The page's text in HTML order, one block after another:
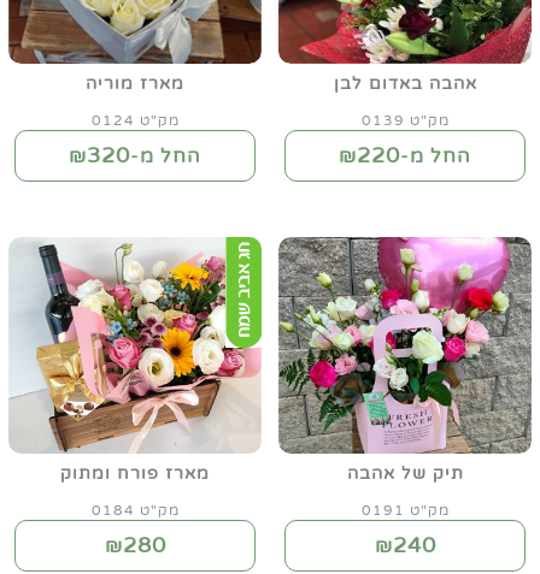
אהבה באדום לבן
מק"ט 0139
החל מ-₪220
מארז מוריה
מק"ט 0124
החל מ-₪320
תיק של אהבה
מק"ט 0191
₪240
מארז פורח ומתוק
מק"ט 0184
₪280